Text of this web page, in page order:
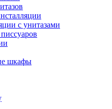
с унитазами
шкафы